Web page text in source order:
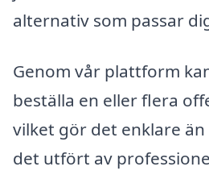
alternativ som passar
Genom vår plattform
beställa en eller flera
vilket gör det enklare
det utfört av